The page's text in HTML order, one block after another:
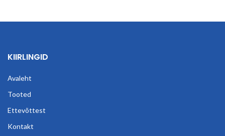
KIIRLINGID
Avaleht
Tooted
Ettevõttest
Kontakt